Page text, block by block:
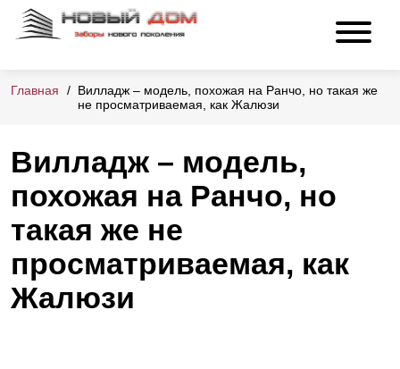
Главная
Вилладж – модель, похожая на Ранчо, но такая же
не просматриваемая, как Жалюзи
Вилладж – модель,
похожая на Ранчо, но
такая же не
просматриваемая, как
Жалюзи